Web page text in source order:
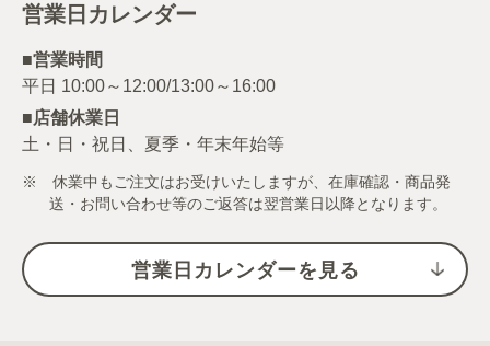
営業日カレンダー
■営業時間
■店舗休業日
土・日・祝日、夏季・年末年始等
※ 休業中もご注文はお受けいたしますが、在庫確認・商品発
送・お問い合わせ等のご返答は翌営業日以降となります。
営業日カレンダーを見る